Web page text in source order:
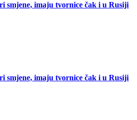
smjene, imaju tvornice čak i u Rusiji
smjene, imaju tvornice čak i u Rusiji